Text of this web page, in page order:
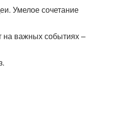
Умелое сочетание
на важных событиях –